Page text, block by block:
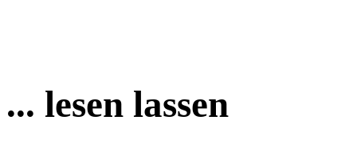
... lesen lassen